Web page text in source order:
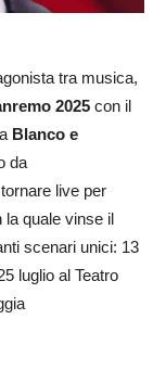
tra musica,
2025 con il
Blanco e
da
live per
la quale vinse il
scenari unici: 13
luglio al Teatro